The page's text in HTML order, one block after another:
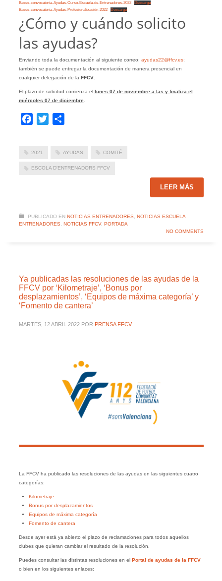
Bases-convocatoria-Ayudas-Curso-Escuela-de-Entrenadores-2022
Descarga
Bases-convocatoria-Ayudas-Profesionalización-2022
Descarga
¿Cómo y cuándo solicito
las ayudas?
Enviando toda la documentación al siguiente correo: ayudas22@ffcv.es;
también se puede entregar la documentación de manera presencial en
cualquier delegación de la FFCV.
El plazo de solicitud comienza el lunes 07 de noviembre a las y finaliza el
miércoles 07 de diciembre.
Facebook
Twitter
2021 AYUDAS COMITÉ
ESCOLA D'ENTRENADORS FFCV
LEER MÁS
PUBLICADO EN NOTICIAS ENTRENADORES, NOTICIAS ESCUELA
ENTRENADORES, NOTICIAS FFCV, PORTADA
NO COMMENTS
Ya publicadas las resoluciones de las ayudas de la
FFCV por ‘Kilometraje’, ‘Bonus por
desplazamientos’, ‘Equipos de máxima categoría’ y
‘Fomento de cantera’
MARTES, 12 ABRIL 2022 POR PRENSA FFCV
La FFCV ha publicado las resoluciones de las ayudas en las siguientes cuatro
categorías:
Kilometraje
Bonus por desplazamientos
Equipos de máxima categoría
Fomento de cantera
Desde ayer está ya abierto el plazo de reclamaciones para todos aquellos
clubes que quieran cambiar el resultado de la resolución.
Puedes consultar las distintas resoluciones en el Portal de ayudas de la FFCV
o bien en los siguientes enlaces: